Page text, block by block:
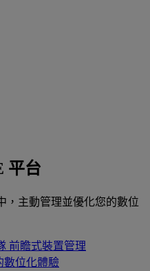
平台
，主動管理並優化您的數位
前瞻式裝置管理
數位化體驗